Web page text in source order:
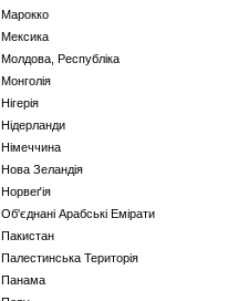
Марокко
Мексика
Молдова, Республіка
Монголiя
Нiгерiя
Нiдерланди
Нiмеччина
Нова Зеландiя
Норвеґія
Oб'єднанi Арабськi Емiрати
Пакистан
Палестинська Територія
Панама